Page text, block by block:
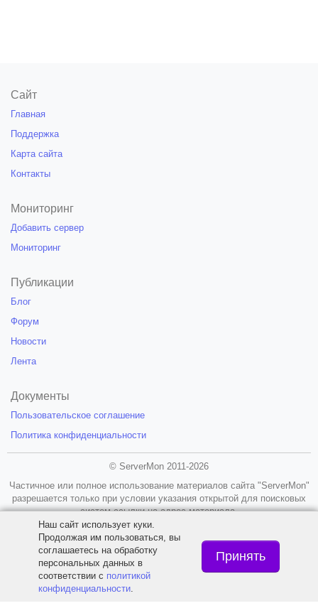
Сайт
Главная
Поддержка
Карта сайта
Контакты
Мониторинг
Добавить сервер
Мониторинг
Публикации
Блог
Форум
Новости
Лента
Документы
Пользовательское соглашение
Политика конфиденциальности
© ServerMon 2011-2026
Частичное или полное использование материалов сайта "ServerMon"
разрешается только при условии указания открытой для поисковых
систем ссылки на адрес материала.
18+
Наш сайт использует куки.
Продолжая им пользоваться, вы
соглашаетесь на обработку
персональных данных в
соответствии с политикой
конфиденциальности
Принять